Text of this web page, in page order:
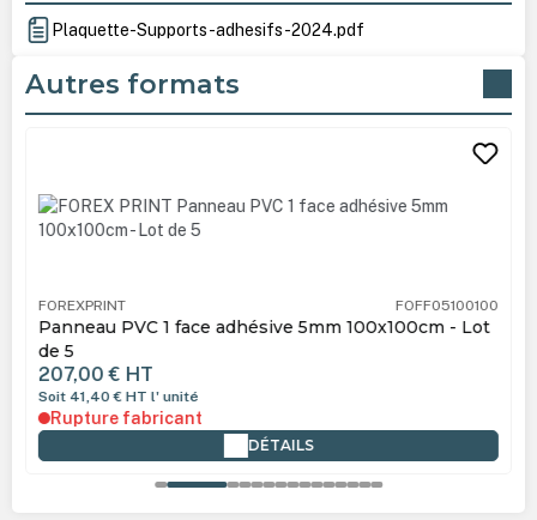
Plaquette-Supports-adhesifs-2024.pdf
Autres formats
FOREXPRINT FOFF05100100
Panneau PVC 1 face adhésive 5mm 100x100cm - Lot
de 5
207,00 € HT
Soit 41,40 € HT l' unité
Rupture fabricant
DÉTAILS